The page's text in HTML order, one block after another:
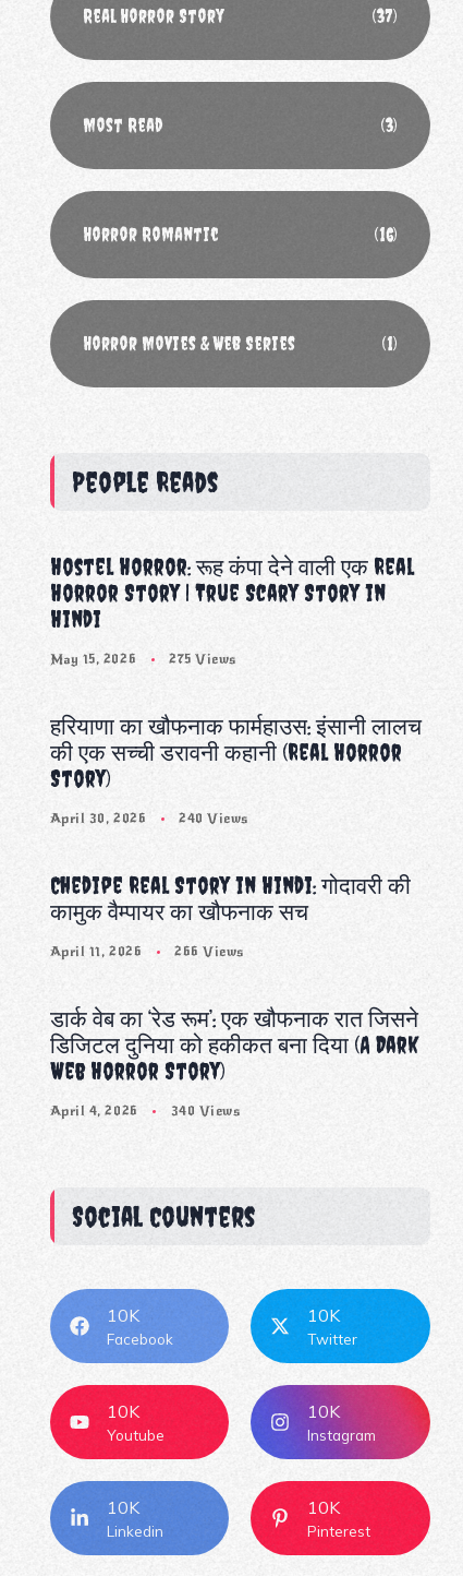
Real Horror Story (37)
Most Read (3)
Horror Romantic (16)
Horror Movies & Web Series (1)
People Reads
Hostel Horror: रूह कंपा देने वाली एक Real
Horror Story | True Scary Story in
Hindi
May 15, 2026 275 Views
हरियाणा का खौफनाक फार्महाउस: इंसानी लालच
की एक सच्ची डरावनी कहानी (Real Horror
Story)
April 30, 2026 240 Views
Chedipe Real Story in Hindi: गोदावरी की
कामुक वैम्पायर का खौफनाक सच
April 11, 2026 266 Views
डार्क वेब का ‘रेड रूम’: एक खौफनाक रात जिसने
डिजिटल दुनिया को हकीकत बना दिया (A Dark
Web Horror Story)
April 4, 2026 340 Views
Social Counters
10K
Facebook
10K
Twitter
10K
Youtube
10K
Instagram
10K
Linkedin
10K
Pinterest